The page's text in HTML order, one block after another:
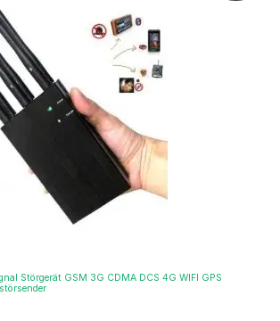
Störgerät GSM 3G CDMA DCS 4G WIFI GPS